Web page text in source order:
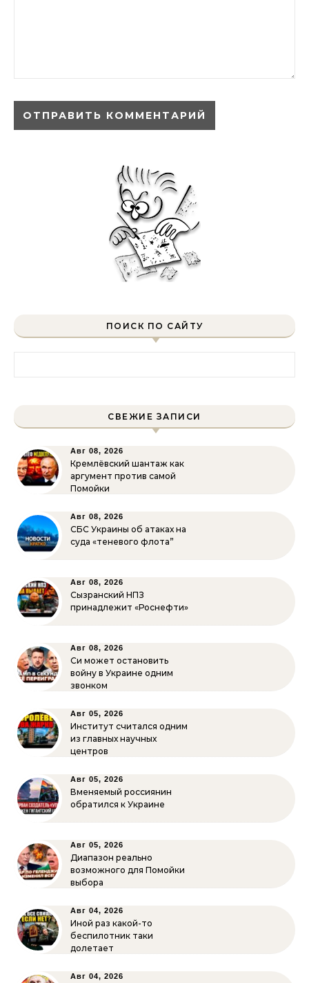
ПОИСК ПО САЙТУ
СВЕЖИЕ ЗАПИСИ
Авг 08, 2026
Кремлёвский шантаж как
аргумент против самой
Помойки
Авг 08, 2026
СБС Украины об атаках на
суда «теневого флота”
Авг 08, 2026
Сызранский НПЗ
принадлежит «Роснефти»
Авг 08, 2026
Си может остановить
войну в Украине одним
звонком
Авг 05, 2026
Институт считался одним
из главных научных
центров
Авг 05, 2026
Вменяемый россиянин
обратился к Украине
Авг 05, 2026
Диапазон реально
возможного для Помойки
выбора
Авг 04, 2026
Иной раз какой-то
беспилотник таки
долетает
Авг 04, 2026